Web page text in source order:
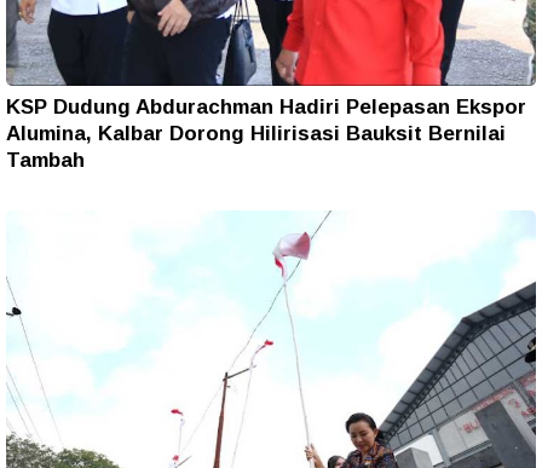
KSP Dudung Abdurachman Hadiri Pelepasan Ekspor
Alumina, Kalbar Dorong Hilirisasi Bauksit Bernilai
Tambah